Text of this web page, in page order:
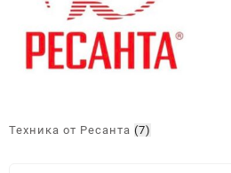
Техника от Ресанта (7)